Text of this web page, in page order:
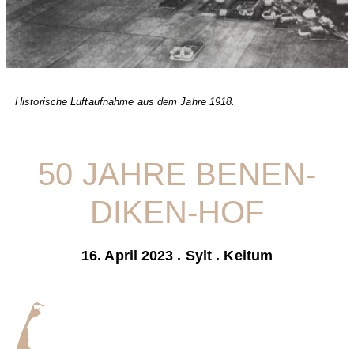
Historische Luftaufnahme aus dem Jahre 1918.
50 JAHRE BENEN-
DIKEN-HOF
16. April 2023 . Sylt . Keitum